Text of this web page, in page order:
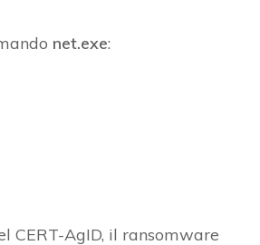
net.exe:
CERT-AgID, il ransomware